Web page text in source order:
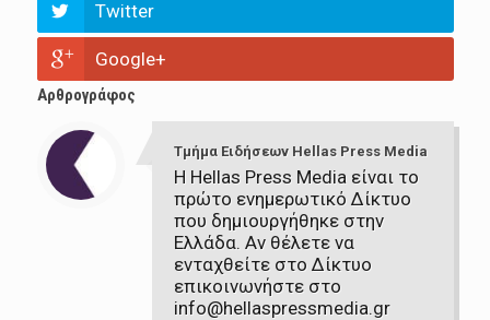
Twitter
Google+
Αρθρογράφος
Τμήμα Ειδήσεων Hellas Press Media
Η Hellas Press Media είναι το
πρώτο ενημερωτικό Δίκτυο
που δημιουργήθηκε στην
Ελλάδα. Αν θέλετε να
ενταχθείτε στο Δίκτυο
επικοινωνήστε στο
info@hellaspressmedia.gr